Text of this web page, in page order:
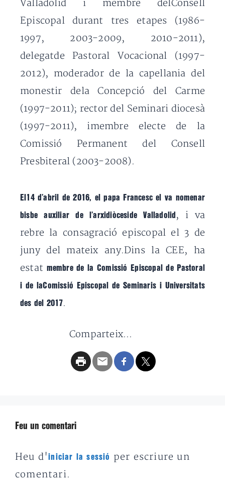
Valladolid i membre delConsell
Episcopal durant tres etapes (1986-
1997, 2003-2009, 2010-2011),
delegatde Pastoral Vocacional (1997-
2012), moderador de la capellania del
monestir dela Concepció del Carme
(1997-2011); rector del Seminari diocesà
(1997-2011), imembre electe de la
Comissió Permanent del Consell
Presbiteral (2003-2008).
El14 d’abril de 2016, el papa Francesc el va nomenar
bisbe auxiliar de l’arxidiòceside Valladolid , i va
rebre la consagració episcopal el 3 de
juny del mateix any.Dins la CEE, ha
estat membre de la Comissió Episcopal de Pastoral
i de laComissió Episcopal de Seminaris i Universitats
des del 2017.
Comparteix...
Feu un comentari
Heu d'iniciar la sessió
per escriure un
comentari.